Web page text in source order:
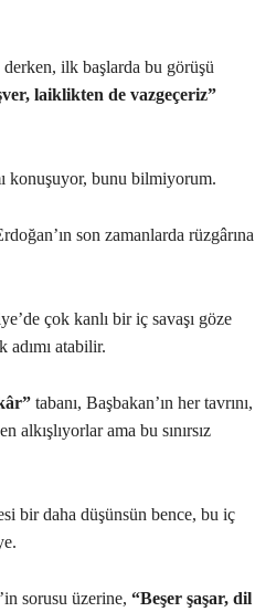
derken, ilk başlarda bu görüşü
laiklikten de vazgeçeriz”
konuşuyor, bunu bilmiyorum.
son zamanlarda rüzgârına
çok kanlı bir iç savaşı göze
atabilir.
tabanı, Başbakan’ın her tavrını,
ama bu sınırsız
bir daha düşünsün bence, bu iç
sorusu üzerine,“Beşer şaşar, dil